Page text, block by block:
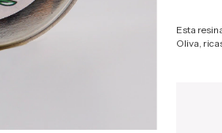
Esta
Oliva,